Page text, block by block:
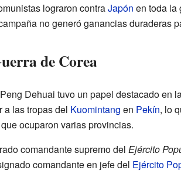
lograron contraJapón en toda la
no generó ganancias duraderas
de Corea
Dehuai tuvo un papel destacado en
a las tropas del Kuomintang en Pekín, lo
ocuparon varias provincias.
comandante supremo del Ejército
comandante en jefe del Ejército